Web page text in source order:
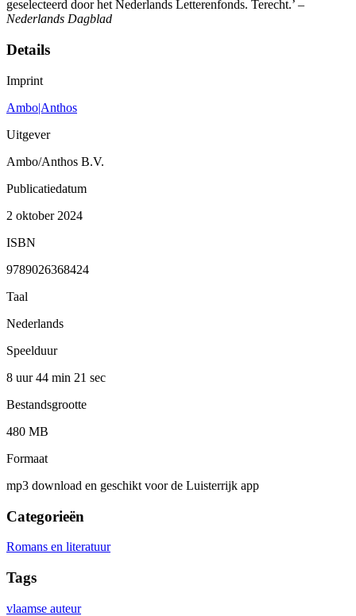
geselecteerd door het Nederlands Letterenfonds. Terecht.’ –
Nederlands Dagblad
Details
Imprint
Ambo|Anthos
Uitgever
Ambo/Anthos B.V.
Publicatiedatum
2 oktober 2024
ISBN
9789026368424
Taal
Nederlands
Speelduur
8 uur 44 min 21 sec
Bestandsgrootte
480 MB
Formaat
mp3 download en geschikt voor de Luisterrijk app
Categorieën
Romans en literatuur
Tags
vlaamse auteur